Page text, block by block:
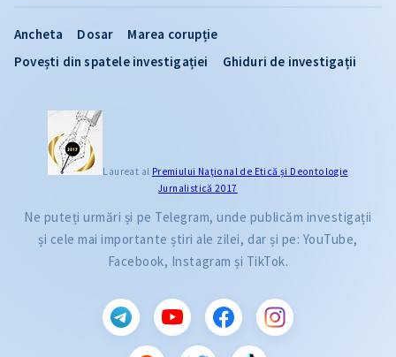
Ancheta Dosar
Marea corupție
Povești din spatele investigației
Ghiduri de investigații
Laureat al Premiului Naţional de Etică și Deontologie
Jurnalistică 2017
Ne puteți urmări și pe Telegram, unde publicăm investigații
și cele mai importante știri ale zilei, dar și pe: YouTube,
Facebook, Instagram și TikTok.